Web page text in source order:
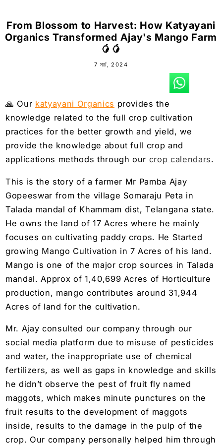
From Blossom to Harvest: How Katyayani
Organics Transformed Ajay's Mango Farm
🥭🥭
7 মার্চ, 2024
🙏 Our katyayani Organics provides the
knowledge related to the full crop cultivation
practices for the better growth and yield, we
provide the knowledge about full crop and
applications methods through our crop calendars.
This is the story of a farmer Mr Pamba Ajay
Gopeeswar from the village Somaraju Peta in
Talada mandal of Khammam dist, Telangana state.
He owns the land of 17 Acres where he mainly
focuses on cultivating paddy crops. He Started
growing Mango Cultivation in 7 Acres of his land.
Mango is one of the major crop sources in Talada
mandal. Approx of 1,40,699 Acres of Horticulture
production, mango contributes around 31,944
Acres of land for the cultivation.
Mr. Ajay consulted our company through our
social media platform due to misuse of pesticides
and water, the inappropriate use of chemical
fertilizers, as well as gaps in knowledge and skills
he didn’t observe the pest of fruit fly named
maggots, which makes minute punctures on the
fruit results to the development of maggots
inside, results to the damage in the pulp of the
crop. Our company personally helped him through